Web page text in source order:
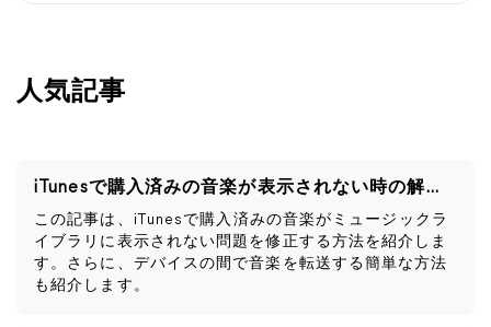
人気記事
iTunesで購入済みの音楽が表示されない時の解決策
この記事は、iTunesで購入済みの音楽がミュージックラ
イブラリに表示されない問題を修正する方法を紹介しま
す。さらに、デバイスの間で音楽を転送する簡単な方法
も紹介します。